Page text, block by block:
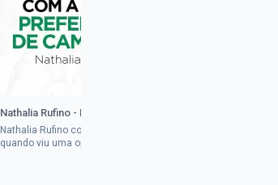
Nathalia Rufino - Prefeitura de Campinas
Nathalia Rufino começou seus estudos com a Nova
quando viu uma oportunidade no concurso do Banco do